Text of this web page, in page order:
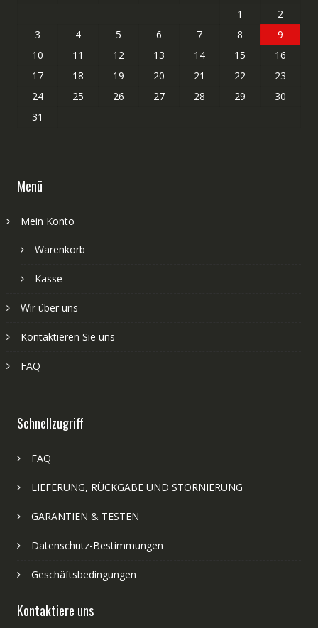
1
2
3
4 5 6 7 8
9
10
11 12 13 14 15
16
17
18 19 20 21 22
23
24
25 26 27 28 29
30
31
Menü
Mein Konto
Warenkorb
Kasse
Wir über uns
Kontaktieren Sie uns
FAQ
Schnellzugriff
FAQ
LIEFERUNG, RÜCKGABE UND STORNIERUNG
GARANTIEN & TESTEN
Datenschutz-Bestimmungen
Geschäftsbedingungen
Kontaktiere uns